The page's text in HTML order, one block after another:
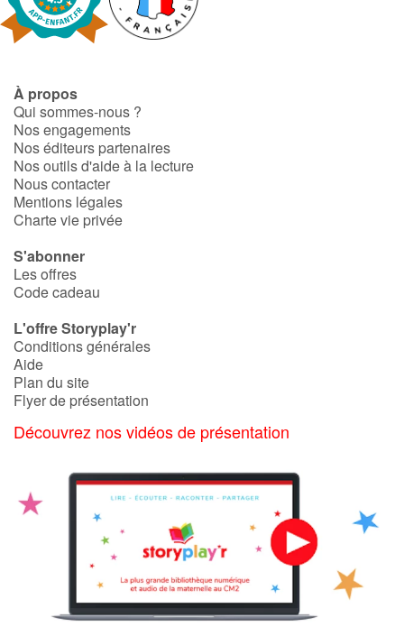
À propos
Qui sommes-nous ?
Nos engagements
Nos éditeurs partenaires
Nos outils d'aide à la lecture
Nous contacter
Mentions légales
Charte vie privée
S'abonner
Les offres
Code cadeau
L'offre Storyplay'r
Conditions générales
Aide
Plan du site
Flyer de présentation
Découvrez nos vidéos de présentation